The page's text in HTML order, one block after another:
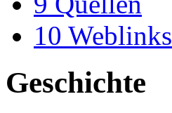
10 Weblinks
Geschichte